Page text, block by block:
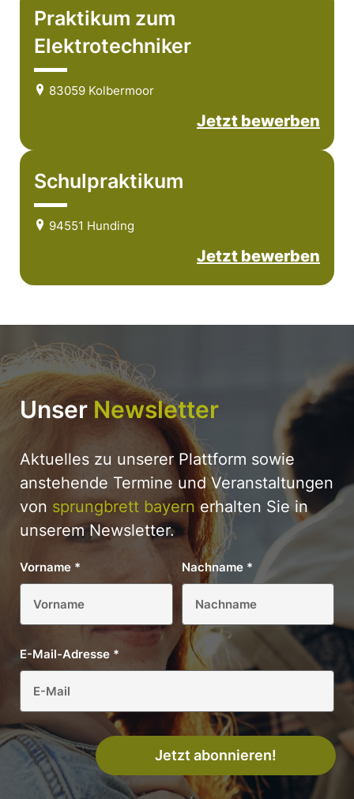
Praktikum zum
Elektrotechniker
83059 Kolbermoor
Jetzt bewerben
Schulpraktikum
94551 Hunding
Jetzt bewerben
Unser Newsletter
Aktuelles zu unserer Plattform sowie
anstehende Termine und Veranstaltungen
von sprungbrett bayernerhalten Sie in
unserem Newsletter.
Vorname * Nachname *
E-Mail-Adresse *
Jetzt abonnieren!